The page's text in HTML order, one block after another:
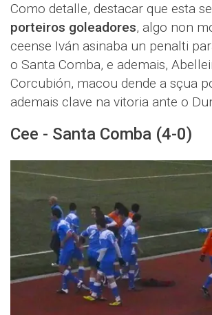
Como detalle, destacar que esta
porteiros goleadores, algo non
ceense Iván asinaba un penalti
o Santa Comba, e ademais,
Corcubión, macou dende a sçua
ademais clave na vitoria ante o
Cee - Santa Comba (4-0)